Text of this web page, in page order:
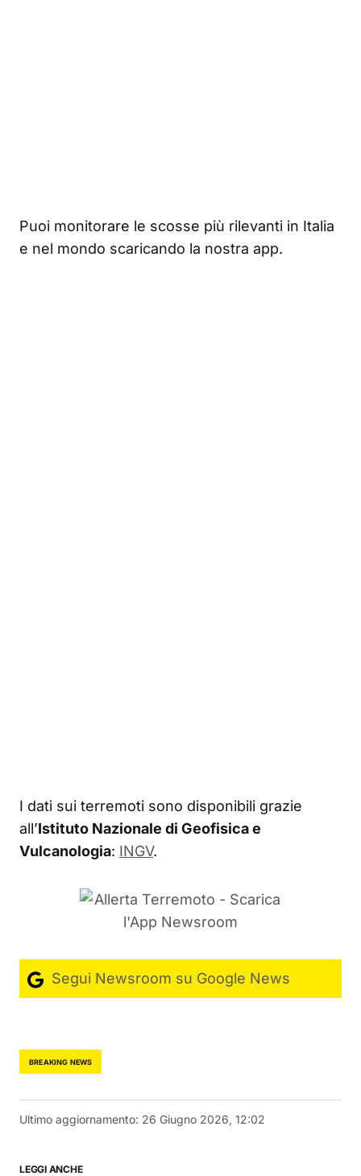
Puoi monitorare le scosse più rilevanti in Italia
e nel mondo scaricando la nostra app.
I dati sui terremoti sono disponibili grazie
all’Istituto Nazionale di Geofisica e
Vulcanologia: INGV.
Segui Newsroom su Google News
BREAKING NEWS
Ultimo aggiornamento: 26 Giugno 2026, 12:02
LEGGI ANCHE